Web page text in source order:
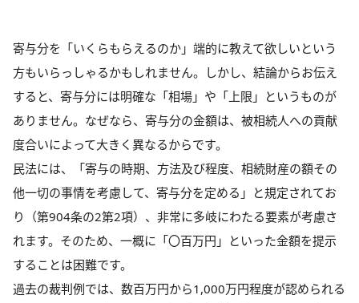
寄与分を「いくらもらえるのか」端的に教えて欲しいという
方もいらっしゃるかもしれません。しかし、結論からお伝え
すると、寄与分には明確な「相場」や「上限」というものが
ありません。なぜなら、寄与分の金額は、被相続人への貢献
度合いによって大きく異なるからです。
民法には、「寄与の時期、方法及び程度、相続財産の額その
他一切の事情を考慮して、寄与分を定める」と規定されてお
り（第904条の2第2項）、非常に多岐にわたる要素が考慮さ
れます。そのため、一概に「〇百万円」といった金額を提示
することは困難です。
過去の裁判例では、数百万円から1,000万円程度が認められる